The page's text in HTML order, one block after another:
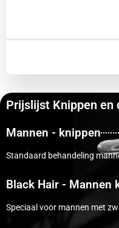
Prijslijst Knippen en
Mannen - knippen
Standaard behandeling
Black Hair - Mannen
Speciaal voor mannen met